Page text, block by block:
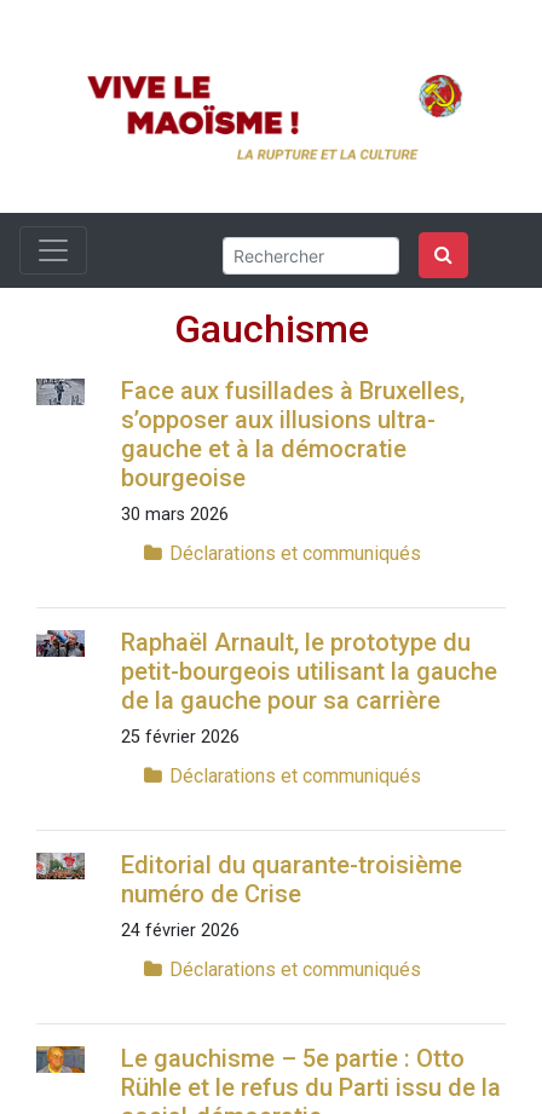
Gauchisme
Face aux fusillades à Bruxelles,
s’opposer aux illusions ultra-
gauche et à la démocratie
bourgeoise
30 mars 2026
Déclarations et communiqués
Raphaël Arnault, le prototype du
petit-bourgeois utilisant la gauche
de la gauche pour sa carrière
25 février 2026
Déclarations et communiqués
Editorial du quarante-troisième
numéro de Crise
24 février 2026
Déclarations et communiqués
Le gauchisme – 5e partie : Otto
Rühle et le refus du Parti issu de la